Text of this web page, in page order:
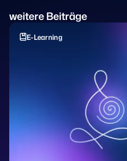
weitere Beiträge
E-Learning